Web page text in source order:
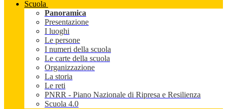
Scuola
Panoramica
Presentazione
I luoghi
Le persone
I numeri della scuola
Le carte della scuola
Organizzazione
La storia
Le reti
PNRR - Piano Nazionale di Ripresa e Resilienza
Scuola 4.0